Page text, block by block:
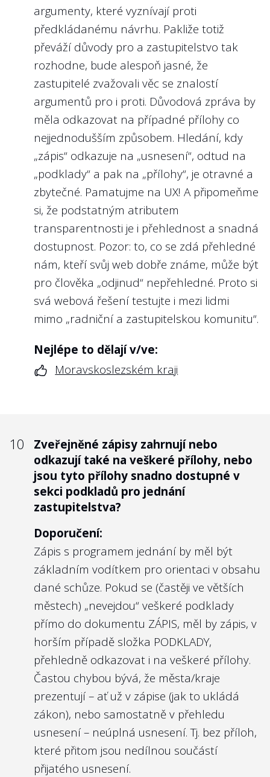
argumenty, které vyznívají proti
předkládanému návrhu. Pakliže totiž
převáží důvody pro a zastupitelstvo tak
rozhodne, bude alespoň jasné, že
zastupitelé zvažovali věc se znalostí
argumentů pro i proti. Důvodová zpráva by
měla odkazovat na případné přílohy co
nejjednodušším způsobem. Hledání, kdy
„zápis“ odkazuje na „usnesení“, odtud na
„podklady“ a pak na „přílohy“, je otravné a
zbytečné. Pamatujme na UX! A připomeňme
si, že podstatným atributem
transparentnosti je i přehlednost a snadná
dostupnost. Pozor: to, co se zdá přehledné
nám, kteří svůj web dobře známe, může být
pro člověka „odjinud“ nepřehledné. Proto si
svá webová řešení testujte i mezi lidmi
mimo „radniční a zastupitelskou komunitu“.
Nejlépe to dělají v/ve:
Moravskoslezském kraji
10
Zveřejněné zápisy zahrnují nebo
odkazují také na veškeré přílohy, nebo
jsou tyto přílohy snadno dostupné v
sekci podkladů pro jednání
zastupitelstva?
Doporučení:
Zápis s programem jednání by měl být
základním vodítkem pro orientaci v obsahu
dané schůze. Pokud se (častěji ve větších
městech) „nevejdou“ veškeré podklady
přímo do dokumentu ZÁPIS, měl by zápis, v
horším případě složka PODKLADY,
přehledně odkazovat i na veškeré přílohy.
Častou chybou bývá, že města/kraje
prezentují – ať už v zápise (jak to ukládá
zákon), nebo samostatně v přehledu
usnesení – neúplná usnesení. Tj. bez příloh,
které přitom jsou nedílnou součástí
přijatého usnesení.